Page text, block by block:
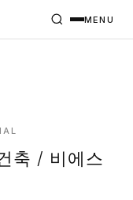
MENU
축 / 비에스